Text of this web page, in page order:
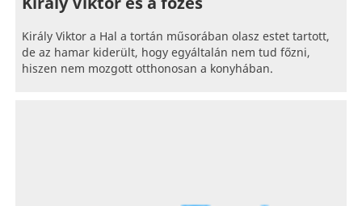
Király Viktor a Hal a tortán műsorában olasz estet tartott,
de az hamar kiderült, hogy egyáltalán nem tud főzni,
hiszen nem mozgott otthonosan a konyhában.